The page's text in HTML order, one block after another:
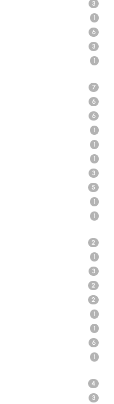
3
1
6
3
1
7
6
6
1
1
1
3
5
1
1
2
1
3
2
2
1
1
6
1
4
3